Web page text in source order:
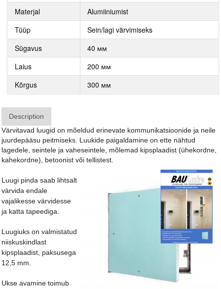
Materjal
Alumiiniumist
Tüüp
Sein/lagi värvimiseks
Sügavus
40 мм
Laius
200 мм
Kõrgus
300 мм
Description
Värvitavad luugid on mõeldud erinevate kommunikatsioonide ja neile
juurdepääsu peitmiseks. Luukide paigaldamine on ette nähtud
lagedele, seintele ja vaheseintele, mõlemad kipsplaadist (ühekordne,
kahekordne), betoonist või tellistest.
Luugi pinda saab lihtsalt
värvida endale
vajalikesse värvidesse
ja katta tapeediga.
Luugiuks on valmistatud
niiskuskindlast
kipsplaadist, paksusega
12,5 mm.
Ukse avamine toimub